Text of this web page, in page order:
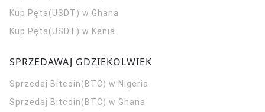
Kup Pęta(USDT) w Ghana
Kup Pęta(USDT) w Kenia
SPRZEDAWAJ GDZIEKOLWIEK
Sprzedaj Bitcoin(BTC) w Nigeria
Sprzedaj Bitcoin(BTC) w Ghana